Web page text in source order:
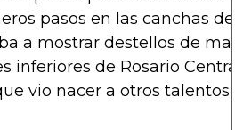
pasos en las canchas
a mostrar destellos de
inferiores de Rosario
vio nacer a otros